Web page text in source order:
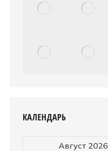
КАЛЕНДАРЬ
Август 2026